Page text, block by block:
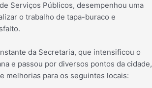
Serviços Públicos, desempenhou uma
o trabalho de tapa-buraco e
da Secretaria, que intensificou o
e passou por diversos pontos da cidade,
melhorias para os seguintes locais: